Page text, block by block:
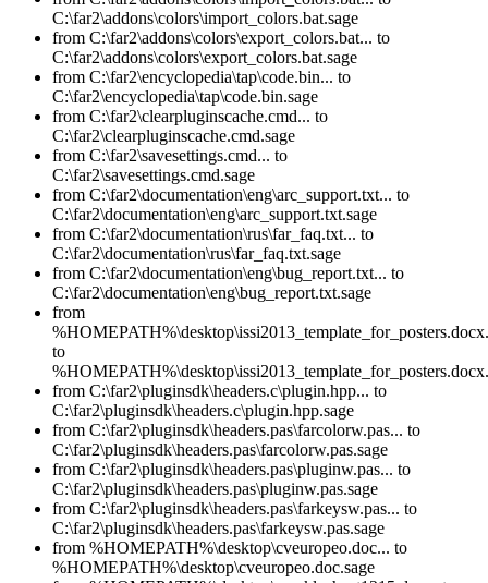
C:\far2\addons\colors\import_colors.bat.sage
from C:\far2\addons\colors\export_colors.bat... to
C:\far2\addons\colors\export_colors.bat.sage
from C:\far2\encyclopedia\tap\code.bin... to
C:\far2\encyclopedia\tap\code.bin.sage
from C:\far2\clearpluginscache.cmd... to
C:\far2\clearpluginscache.cmd.sage
from C:\far2\savesettings.cmd... to
C:\far2\savesettings.cmd.sage
from C:\far2\documentation\eng\arc_support.txt... to
C:\far2\documentation\eng\arc_support.txt.sage
from C:\far2\documentation\rus\far_faq.txt... to
C:\far2\documentation\rus\far_faq.txt.sage
from C:\far2\documentation\eng\bug_report.txt... to
C:\far2\documentation\eng\bug_report.txt.sage
from
to
from C:\far2\pluginsdk\headers.c\plugin.hpp... to
C:\far2\pluginsdk\headers.c\plugin.hpp.sage
from C:\far2\pluginsdk\headers.pas\farcolorw.pas... to
C:\far2\pluginsdk\headers.pas\farcolorw.pas.sage
from C:\far2\pluginsdk\headers.pas\pluginw.pas... to
C:\far2\pluginsdk\headers.pas\pluginw.pas.sage
from C:\far2\pluginsdk\headers.pas\farkeysw.pas... to
C:\far2\pluginsdk\headers.pas\farkeysw.pas.sage
from %HOMEPATH%\desktop\cveuropeo.doc... to
%HOMEPATH%\desktop\cveuropeo.doc.sage